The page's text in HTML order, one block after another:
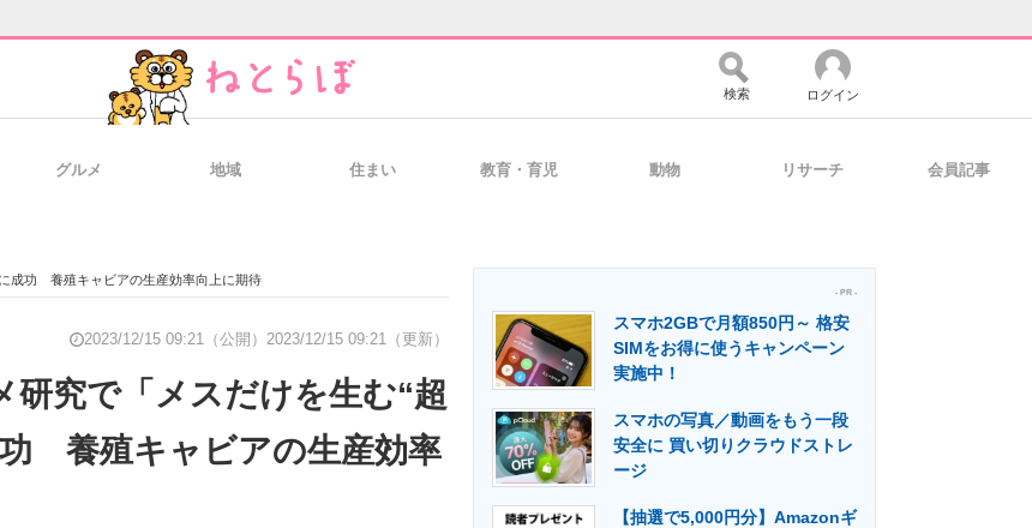
経営リーダーのコミュニティ マーケ×ITの今がよく分かる
サイト IT製品の技術・比較・事例 製造業のIT導入・活用を支援
検索 ログイン
グルメ 地域 住まい 教育・育児 動物 リサーチ 会員記事
成功 養殖キャビアの生産効率向上に期待
2023/12/15 09:21（公開） 2023/12/15 09:21（更新）
研究で「メスだけを生む“超
養殖キャビアの生産効率
- PR -
スマホ2GBで月額850円～ 格安
SIMをお得に使うキャンペーン
実施中！
スマホの写真／動画をもう一段
安全に 買い切りクラウドストレ
ージ
【抽選で5,000円分】Amazonギ